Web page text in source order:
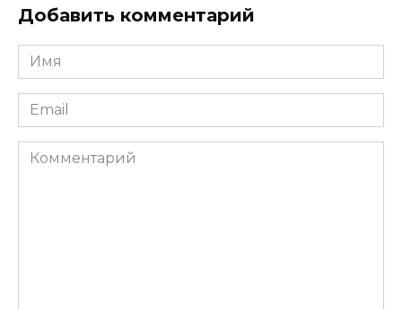
Добавить комментарий
Имя
*
Email
*
Комментарий